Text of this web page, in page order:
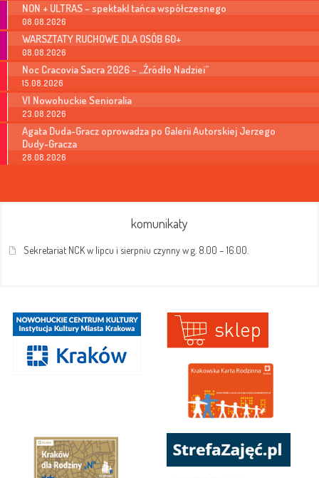
NON + ULTRAS – spektakl tańca współczesnego
08.08.2026
WARSZTATY RUCHOWE DLA OSÓB 60+
08.08.2026
Noc Cracovia Sacra 2026 – „Źródło Nadziei”
15.08.2026
VI Nowohuckie Senioralia
23.08.2026
Agata Duda-Gracz oprowadza po Galerii Autorskiej Jerzego
Dudy-Gracza
28.08.2026
komunikaty
Sekretariat NCK w lipcu i sierpniu czynny w g. 8.00 – 16.00.